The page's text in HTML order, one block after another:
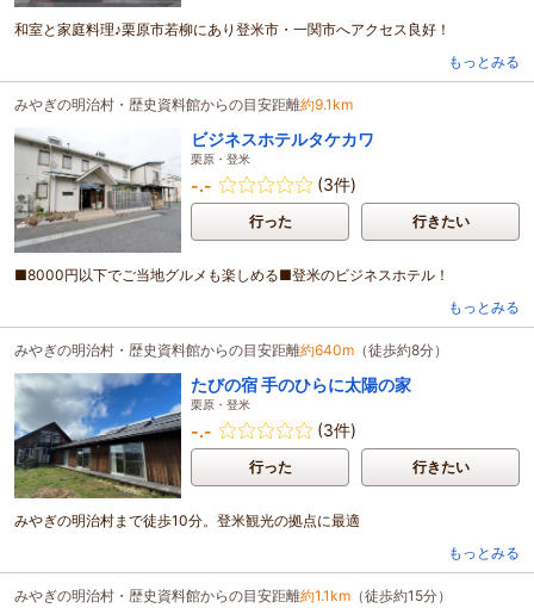
和室と家庭料理♪栗原市若柳にあり登米市・一関市へアクセス良好！
もっとみる
みやぎの明治村・歴史資料館からの目安距離約9.1km
ビジネスホテルタケカワ
栗原・登米
-.- (3件)
行った 行きたい
■8000円以下でご当地グルメも楽しめる■登米のビジネスホテル！
もっとみる
みやぎの明治村・歴史資料館からの目安距離約640m （徒歩約8分）
たびの宿 手のひらに太陽の家
栗原・登米
-.- (3件)
行った 行きたい
みやぎの明治村まで徒歩10分。登米観光の拠点に最適
もっとみる
みやぎの明治村・歴史資料館からの目安距離約1.1km （徒歩約15分）